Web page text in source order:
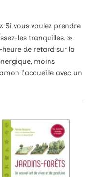
Si vous voulez prendre
les tranquilles. »
de retard sur la
moins
l'accueille avec un